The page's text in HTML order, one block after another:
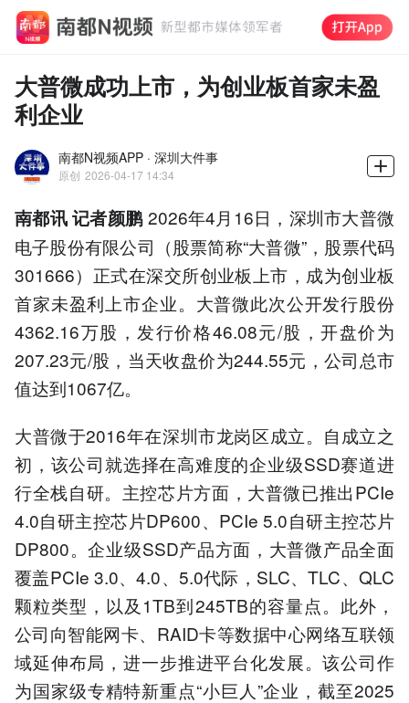
大普微成功上市，为创业板首家未盈
利企业
南都N视频APP · 深圳大件事
原创 2026-04-17 14:34
南都讯 记者颜鹏2026年4月16日，深圳市大普微
电子股份有限公司（股票简称“大普微”，股票代码
301666）正式在深交所创业板上市，成为创业板
首家未盈利上市企业。大普微此次公开发行股份
4362.16万股，发行价格46.08元/股，开盘价为
207.23元/股，当天收盘价为244.55元，公司总市
值达到1067亿。
大普微于2016年在深圳市龙岗区成立。自成立之
初，该公司就选择在高难度的企业级SSD赛道进
行全栈自研。主控芯片方面，大普微已推出PCIe
4.0自研主控芯片DP600、PCIe 5.0自研主控芯片
DP800。企业级SSD产品方面，大普微产品全面
覆盖PCIe 3.0、4.0、5.0代际，SLC、TLC、QLC
颗粒类型，以及1TB到245TB的容量点。此外，
公司向智能网卡、RAID卡等数据中心网络互联领
域延伸布局，进一步推进平台化发展。该公司作
为国家级专精特新重点“小巨人”企业，截至2025